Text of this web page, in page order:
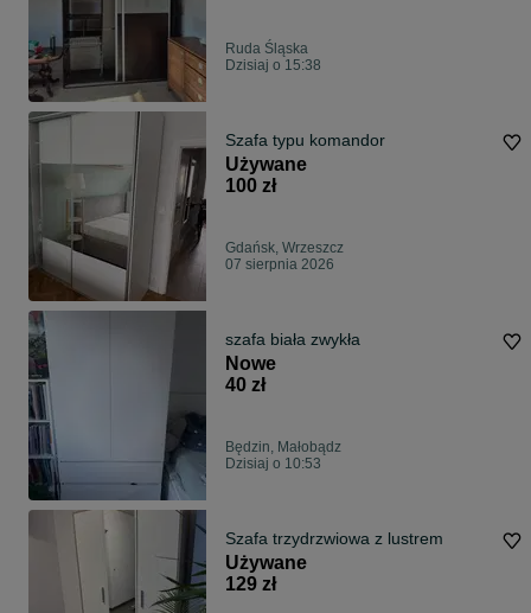
Ruda Śląska
Dzisiaj o 15:38
Szafa typu komandor
Używane
100 zł
Gdańsk, Wrzeszcz
07 sierpnia 2026
szafa biała zwykła
Nowe
40 zł
Będzin, Małobądz
Dzisiaj o 10:53
Szafa trzydrzwiowa z lustrem
Używane
129 zł